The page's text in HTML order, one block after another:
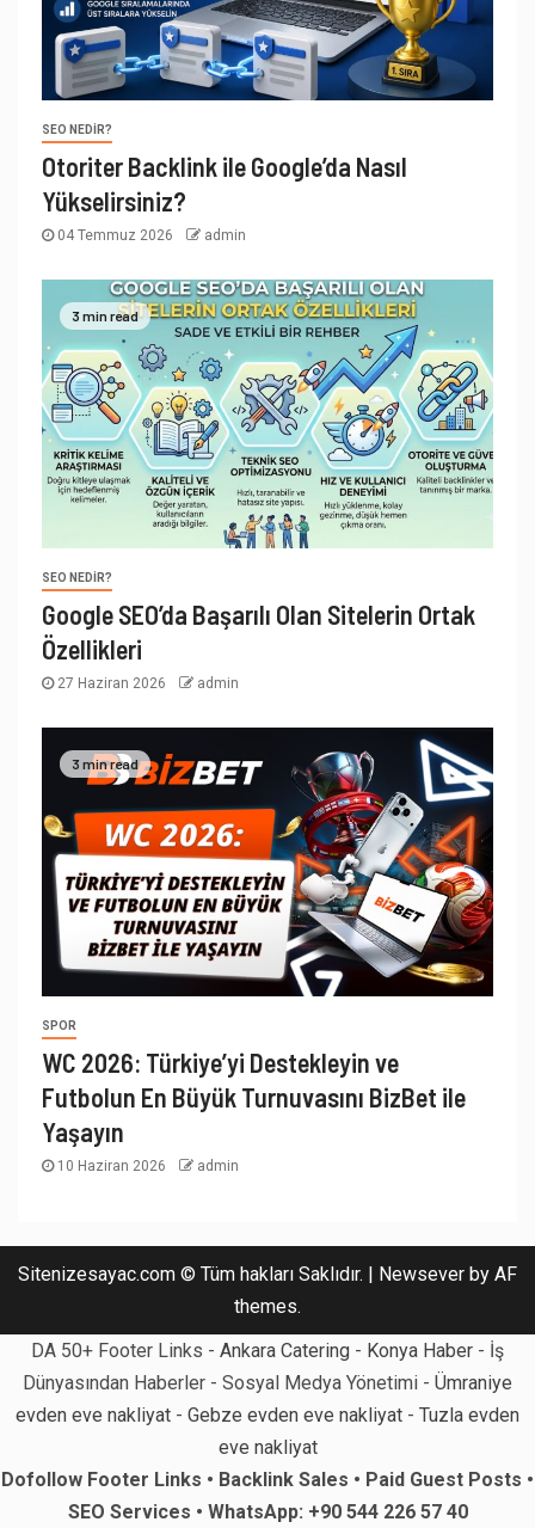
SEO NEDIR?
Otoriter Backlink ile Google’da Nasıl
Yükselirsiniz?
04 Temmuz 2026 admin
3 min read
SEO NEDIR?
Google SEO’da Başarılı Olan Sitelerin Ortak
Özellikleri
27 Haziran 2026 admin
3 min read
SPOR
WC 2026: Türkiye’yi Destekleyin ve
Futbolun En Büyük Turnuvasını BizBet ile
Yaşayın
10 Haziran 2026 admin
Sitenizesayac.com © Tüm hakları Saklıdır. | Newsever by AF
themes.
DA 50+ Footer Links - Ankara Catering - Konya Haber - İş
Dünyasından Haberler - Sosyal Medya Yönetimi - Ümraniye
evden eve nakliyat - Gebze evden eve nakliyat - Tuzla evden
eve nakliyat
Dofollow Footer Links • Backlink Sales • Paid Guest Posts •
SEO Services • WhatsApp: +90 544 226 57 40